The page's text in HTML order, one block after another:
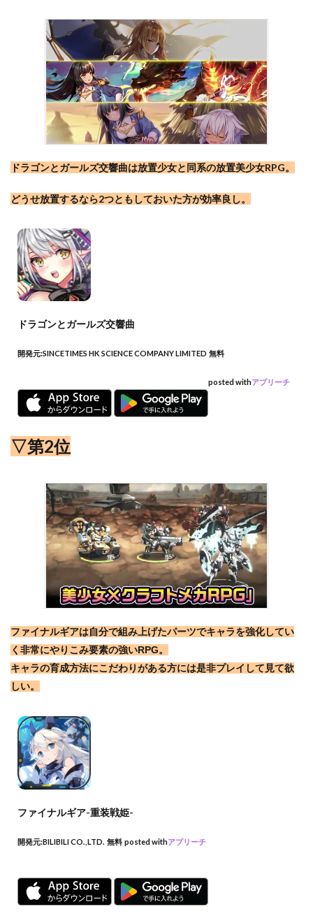
ドラゴンとガールズ交響曲は放置少女と同系の放置美少女RPG。
どうせ放置するなら2つともしておいた方が効率良し。
ドラゴンとガールズ交響曲
開発元:SINCETIMES HK SCIENCE COMPANY LIMITED 無料
posted withアプリーチ
▽第2位
ファイナルギアは自分で組み上げたパーツでキャラを強化してい
く非常にやりこみ要素の強いRPG。
キャラの育成方法にこだわりがある方には是非プレイして見て欲
しい。
ファイナルギア-重装戦姫-
開発元:BILIBILI CO.,LTD. 無料 posted withアプリーチ